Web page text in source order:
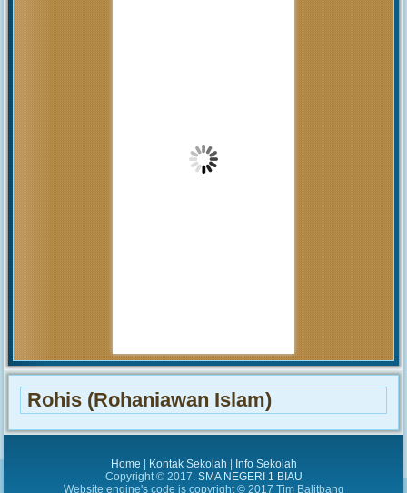
MUHAMMAD ARIF
(Alumni)
2018-12-05 10:42:02
Rohis (Rohaniawan Islam)
Home Kontak Sekolah
Info Sekolah
Copyright © 2017. SMA NEGERI 1 BIAU
Website engine's code is copyright © 2017 Tim Balitbang